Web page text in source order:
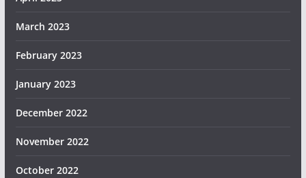
March 2023
February 2023
January 2023
December 2022
November 2022
October 2022